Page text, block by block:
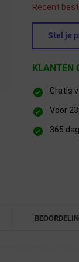
Recent
Stel je
KLANTEN
Gratis
Voor
365